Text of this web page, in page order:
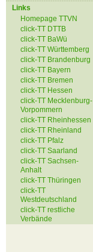
Links
Homepage TTVN
click-TT DTTB
click-TT BaWü
click-TT Württemberg
click-TT Brandenburg
click-TT Bayern
click-TT Bremen
click-TT Hessen
click-TT Mecklenburg-
Vorpommern
click-TT Rheinhessen
click-TT Rheinland
click-TT Pfalz
click-TT Saarland
click-TT Sachsen-
Anhalt
click-TT Thüringen
click-TT
Westdeutschland
click-TT restliche
Verbände